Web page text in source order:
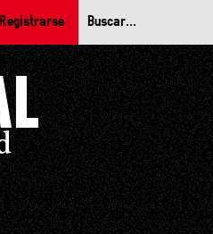
Registrarse